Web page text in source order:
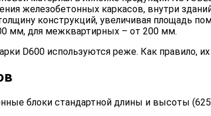
железобетонных каркасов, внутри
конструкций, увеличивая площадь
мм, для межквартирных – от 200 мм.
D600 используются реже. Как правило,
блоки стандартной длины и высоты